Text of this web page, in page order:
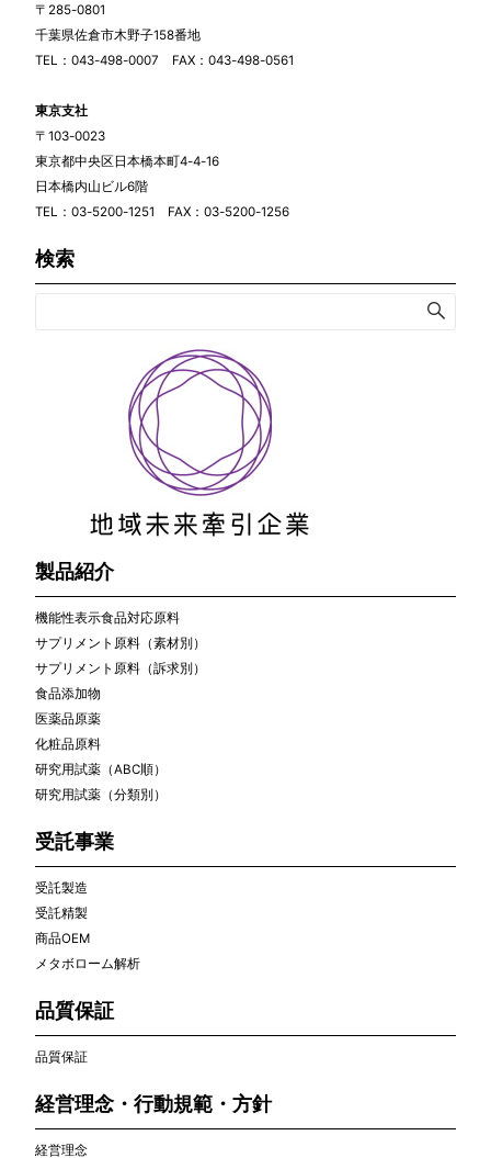
〒285-0801
千葉県佐倉市木野子158番地
TEL：043-498-0007 FAX：043-498-0561
東京支社
〒103-0023
東京都中央区日本橋本町4-4-16
日本橋内山ビル6階
TEL：03-5200-1251 FAX：03-5200-1256
検索
製品紹介
機能性表示食品対応原料
サプリメント原料（素材別）
サプリメント原料（訴求別）
食品添加物
医薬品原薬
化粧品原料
研究用試薬（ABC順）
研究用試薬（分類別）
受託事業
受託製造
受託精製
商品OEM
メタボローム解析
品質保証
品質保証
経営理念・行動規範・方針
経営理念